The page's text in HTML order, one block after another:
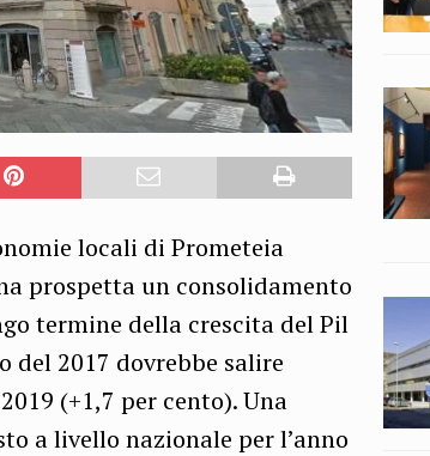
locali di Prometeia
prospetta un consolidamento
termine della crescita del Pil
del 2017 dovrebbe salire
(+1,7 per cento). Una
a livello nazionale per l’anno